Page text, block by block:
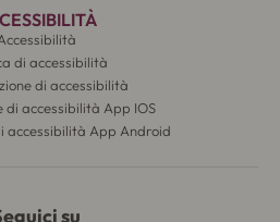
di accessibilità
di accessibilità
di accessibilità App IOS
accessibilità App Android
su